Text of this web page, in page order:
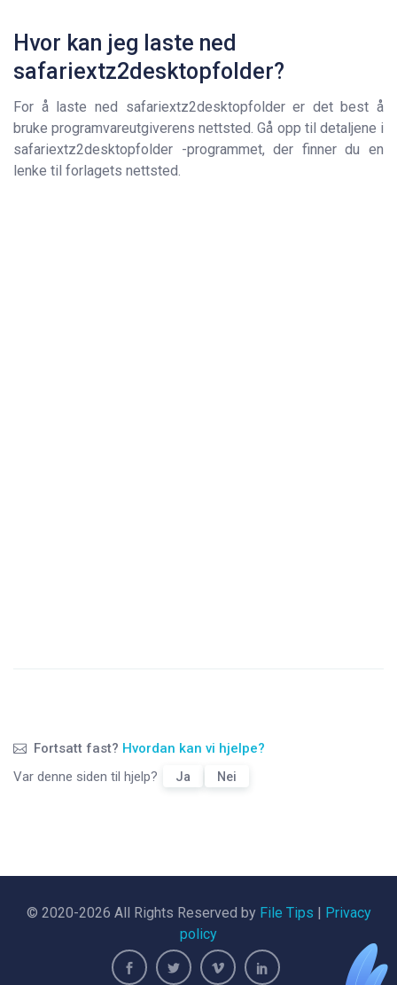
Hvor kan jeg laste ned
safariextz2desktopfolder?
For å laste ned safariextz2desktopfolder er det best å
bruke programvareutgiverens nettsted. Gå opp til detaljene i
safariextz2desktopfolder -programmet, der finner du en
lenke til forlagets nettsted.
Fortsatt fast? Hvordan kan vi hjelpe?
Var denne siden til hjelp?
Ja Nei
© 2020-2026 All Rights Reserved by File Tips | Privacy
policy